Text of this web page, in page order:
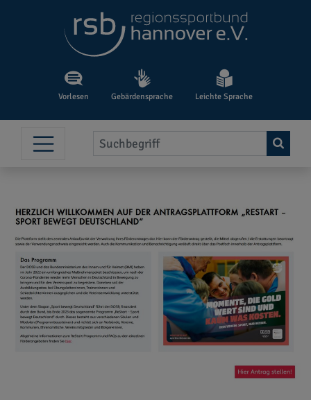
Vorlesen Gebärdensprache Leichte Sprache